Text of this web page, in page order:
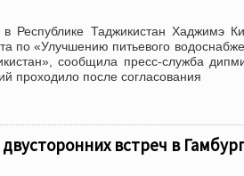
Таджикистан Хаджимэ
по «Улучшению питьевого
сообщила пресс-служба
проходило после согласования
встреч в